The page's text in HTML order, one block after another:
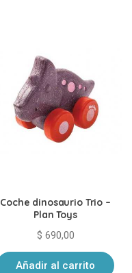
Coche dinosaurio Trio –
Plan Toys
$ 690,00
Añadir al carrito